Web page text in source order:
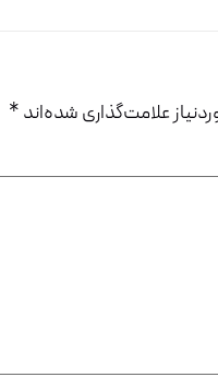
علامت‌گذاری شده‌اند*